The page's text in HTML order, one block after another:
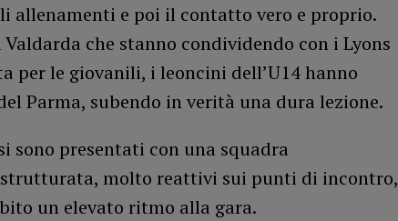
allenamenti e poi il contatto vero e proprio.
che stanno condividendo con i Lyons
per le giovanili, i leoncini dell’U14 hanno
Parma, subendo in verità una dura lezione.
sono presentati con una squadra
molto reattivi sui punti di incontro,
un elevato ritmo alla gara.